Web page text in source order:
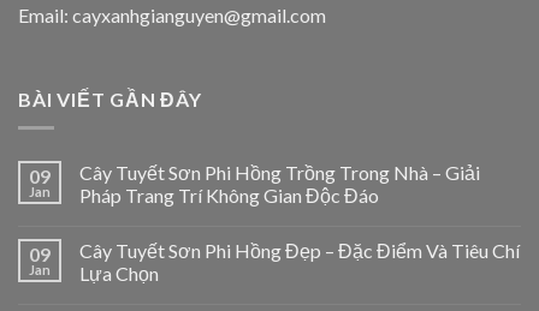
Email: cayxanhgianguyen@gmail.com
BÀI VIẾT GẦN ĐÂY
09
Jan
Cây Tuyết Sơn Phi Hồng Trồng Trong Nhà – Giải
Pháp Trang Trí Không Gian Độc Đáo
09
Jan
Cây Tuyết Sơn Phi Hồng Đẹp – Đặc Điểm Và Tiêu Chí
Lựa Chọn